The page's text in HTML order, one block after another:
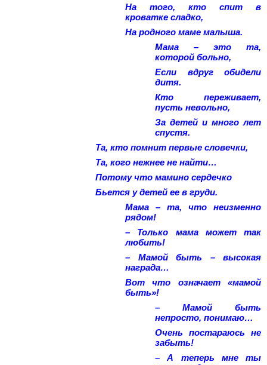
На того, кто спит в
кроватке сладко,
На родного маме малыша.
Мама – это та,
которой больно,
Если вдруг обидели
дитя.
Кто переживает,
пусть невольно,
За детей и много лет
спустя.
Та, кто помнит первые словечки,
Та, кого нежнее не найти…
Потому что мамино сердечко
Бьется у детей ее в груди.
Мама – та, что неизменно
рядом!
– Только мама может так
любить!
– Мамой быть – высокая
награда…
Вот что означает «мамой
быть»!
– Мамой быть
непросто, понимаю…
Очень постараюсь не
забыть!
– А теперь мне ты